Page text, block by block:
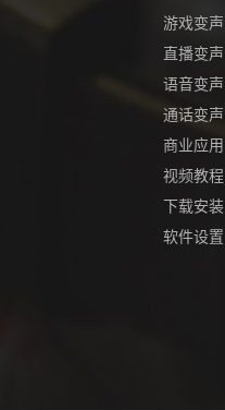
游戏变声
直播变声
语音变声
通话变声
商业应用
视频教程
下载安装
软件设置